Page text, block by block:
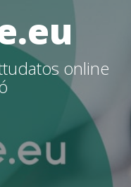
online